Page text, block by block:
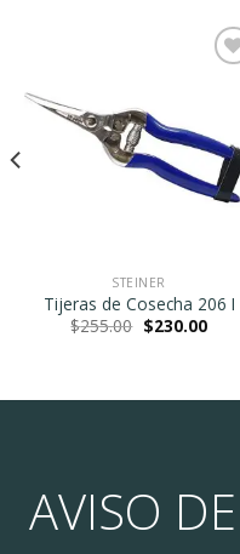
deseos
STEINER
Tijeras de Cosecha 206 I
$255.00 Original
price
$230.00
AVISO